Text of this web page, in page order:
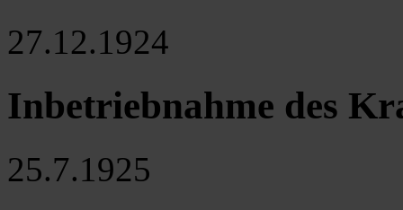
27.12.1924
Inbetriebnahme des
25.7.1925